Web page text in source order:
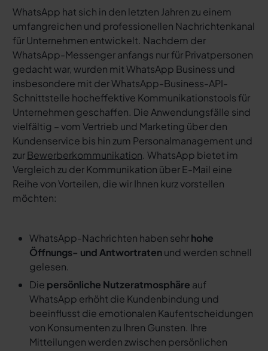
WhatsApp hat sich in den letzten Jahren zu einem
umfangreichen und professionellen Nachrichtenkanal
für Unternehmen entwickelt. Nachdem der
WhatsApp-Messenger anfangs nur für Privatpersonen
gedacht war, wurden mit WhatsApp Business und
insbesondere mit der WhatsApp-Business-API-
Schnittstelle hocheffektive Kommunikationstools für
Unternehmen geschaffen. Die Anwendungsfälle sind
vielfältig – vom Vertrieb und Marketing über den
Kundenservice bis hin zum Personalmanagement und
zurBewerberkommunikation. WhatsApp bietet im
Vergleich zu der Kommunikation über E-Mail eine
Reihe von Vorteilen, die wir Ihnen kurz vorstellen
möchten:
WhatsApp-Nachrichten haben sehrhohe
Öffnungs- und Antwortratenund werden schnell
gelesen.
Die persönliche Nutzeratmosphäre auf
WhatsApp erhöht die Kundenbindung und
beeinflusst die emotionalen Kaufentscheidungen
von Konsumenten zu Ihren Gunsten. Ihre
Mitteilungen werden zwischen persönlichen